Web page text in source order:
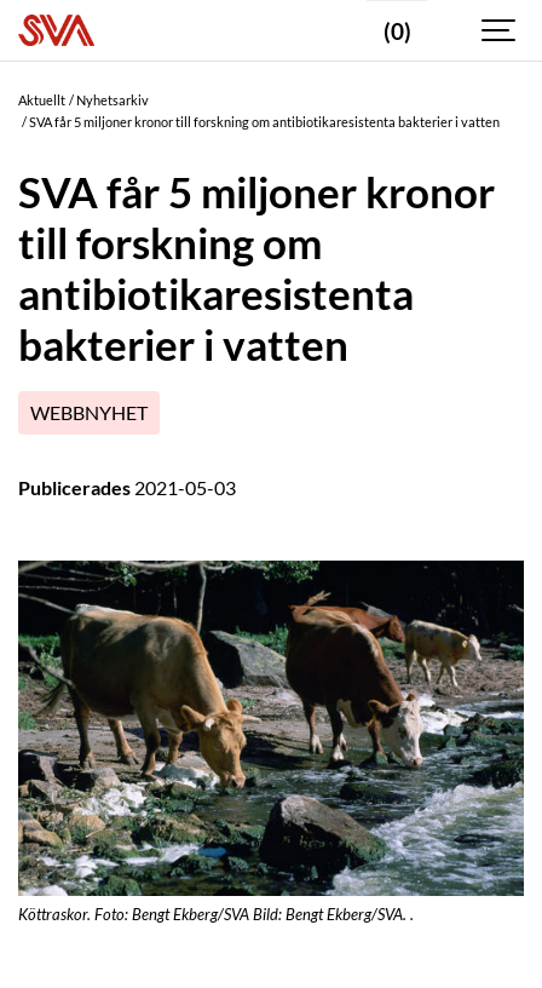
(0)
Aktuellt
Nyhetsarkiv
SVA får 5 miljoner kronor till forskning om antibiotikaresistenta bakterier i vatten
SVA får 5 miljoner kronor
till forskning om
antibiotikaresistenta
bakterier i vatten
WEBBNYHET
Publicerades 2021-05-03
Köttraskor. Foto: Bengt Ekberg/SVA Bild: Bengt Ekberg/SVA. .